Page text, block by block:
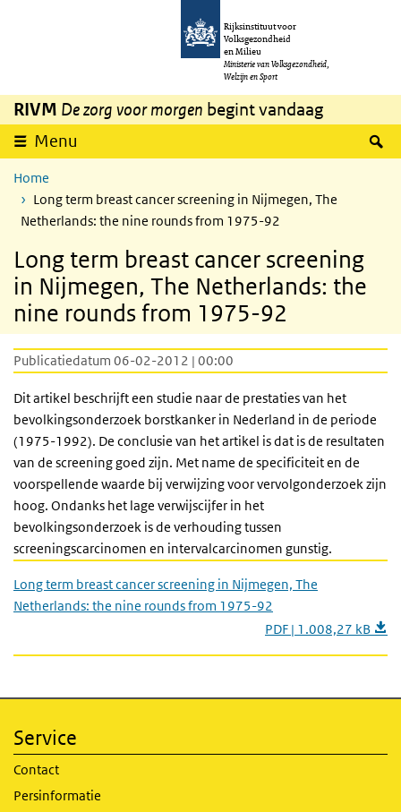
Overslaan en naar de inhoud gaan
Rijksinstituut voor
Volksgezondheid
en Milieu
Ministerie van Volksgezondheid,
Welzijn en Sport
RIVM De zorg voor morgen begint vandaag
Menu
Home
Long term breast cancer screening in Nijmegen, The
Netherlands: the nine rounds from 1975-92
Long term breast cancer screening
in Nijmegen, The Netherlands: the
nine rounds from 1975-92
Publicatiedatum 06-02-2012 | 00:00
Dit artikel beschrijft een studie naar de prestaties van het
bevolkingsonderzoek borstkanker in Nederland in de periode
(1975-1992). De conclusie van het artikel is dat is de resultaten
van de screening goed zijn. Met name de specificiteit en de
voorspellende waarde bij verwijzing voor vervolgonderzoek zijn
hoog. Ondanks het lage verwijscijfer in het
bevolkingsonderzoek is de verhouding tussen
screeningscarcinomen en intervalcarcinomen gunstig.
Long term breast cancer screening in Nijmegen, The
Netherlands: the nine rounds from 1975-92
PDF | 1.008,27 kB
Service
Contact
Persinformatie